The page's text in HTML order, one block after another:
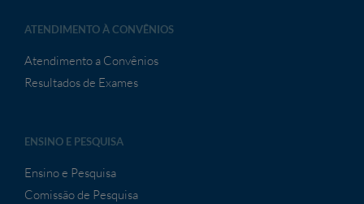
ATENDIMENTO À CONVÊNIOS
Atendimento a Convênios
Resultados de Exames
ENSINO E PESQUISA
Ensino e Pesquisa
Comissão de Pesquisa